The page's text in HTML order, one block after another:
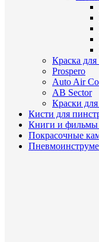
Краска
Prospero
Auto Air
AB Sector
Краски
Кисти для
Книги и фильмы
Покрасочные